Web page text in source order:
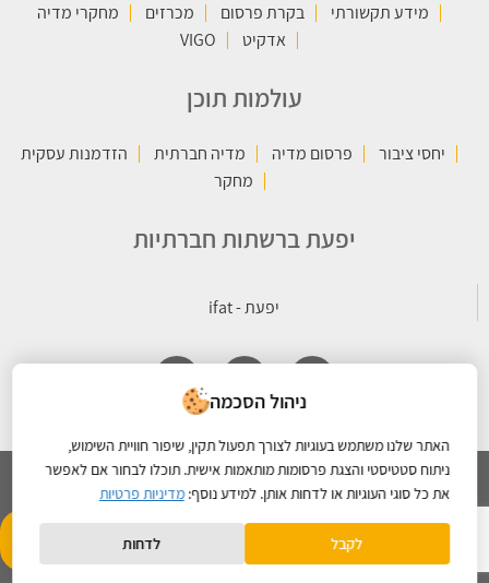
מידע תקשורתי בקרת פרסום מכרזים
מחקרי מדיה
אדקיט
VIGO
עולמות תוכן
יחסי ציבור פרסום מדיה מדיה חברתית
הזדמנות עסקית
מחקר
יפעת ברשתות חברתיות
כל הזכויות שמורות © 2026 קבוצת יפעת | מדיניות הפרטיות
Created By
- תחזוקת
ניהול הסכמה
האתר שלנו משתמש בעוגיות לצורך תפעול תקין, שיפור חוויית השימוש,
ניתוח סטטיסטי והצגת פרסומות מותאמות אישית. תוכלו לבחור אם לאפשר
את כל סוגי העוגיות או לדחות אותן. למידע נוסף:מדיניות פרטיות
לקבל לדחות